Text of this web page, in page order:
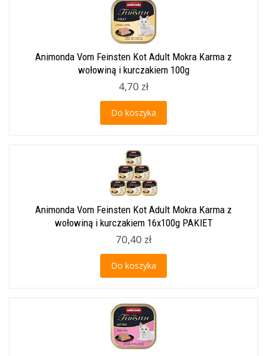
Animonda Vom Feinsten Kot Adult Mokra Karma z
wołowiną i kurczakiem 100g
4,70 zł
Do koszyka
Animonda Vom Feinsten Kot Adult Mokra Karma z
wołowiną i kurczakiem 16x100g PAKIET
70,40 zł
Do koszyka